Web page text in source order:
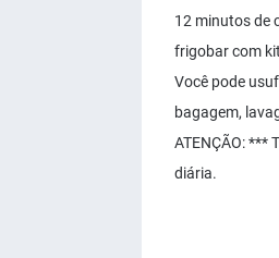
12 minutos de
frigobar com
Você pode
bagagem,
ATENÇÃO: ***
diária.